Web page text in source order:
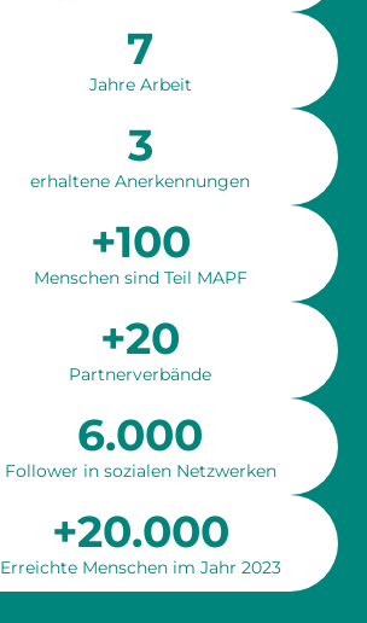
7
Jahre Arbeit
3
erhaltene Anerkennungen
+100
Menschen sind Teil MAPF
+20
Partnerverbände
6.000
Follower in sozialen Netzwerken
+20.000
Erreichte Menschen im Jahr 2023